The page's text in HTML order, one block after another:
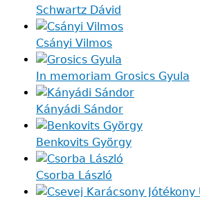
Schwartz Dávid
Csányi Vilmos
In memoriam Grosics Gyula
Kányádi Sándor
Benkovits György
Csorba László